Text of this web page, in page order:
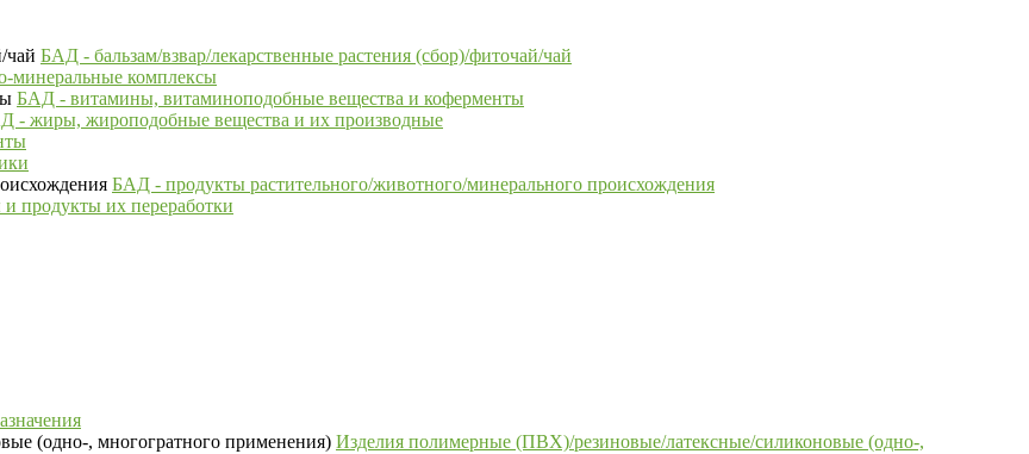
БАД - бальзам/взвар/лекарственные растения (сбор)/фиточай/чай
минеральные комплексы
БАД - витамины, витаминоподобные вещества и коферменты
- жиры, жироподобные вещества и их производные
БАД - продукты растительного/животного/минерального происхождения
продукты их переработки
Изделия полимерные (ПВХ)/резиновые/латексные/силиконовые (одно-,